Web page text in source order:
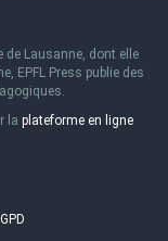
de Lausanne, dont elle
EPFL Press publie des
la plateforme en ligne